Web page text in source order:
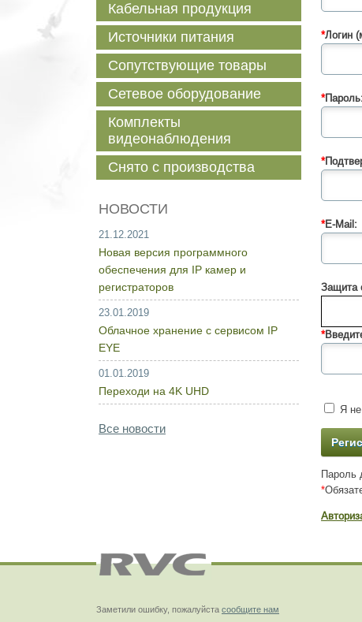
*Логин
*Пароль:
*
*E-Mail:
Защита
*
Я не
Пароль
*
Кабельная продукция
Источники питания
Сопутствующие товары
Сетевое оборудование
Комплекты
видеонаблюдения
Снято с производства
НОВОСТИ
21.12.2021
Новая версия программного
обеспечения для IP камер и
регистраторов
23.01.2019
Облачное хранение с сервисом IP
EYE
01.01.2019
Переходи на 4K UHD
Все новости
Заметили ошибку, пожалуйста сообщите нам